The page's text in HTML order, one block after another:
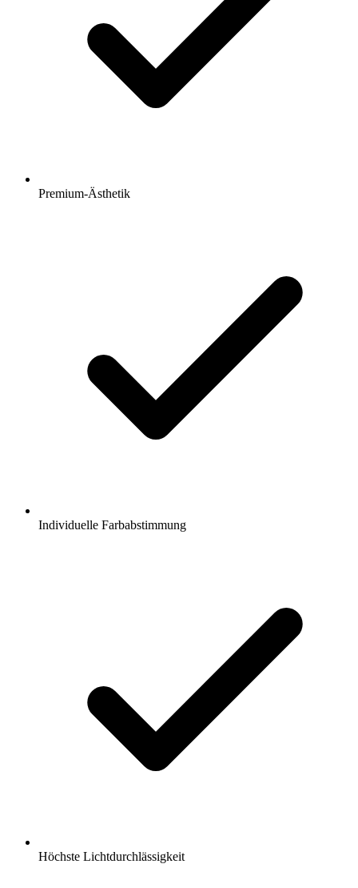
Premium-Ästhetik
Individuelle Farbabstimmung
Höchste Lichtdurchlässigkeit